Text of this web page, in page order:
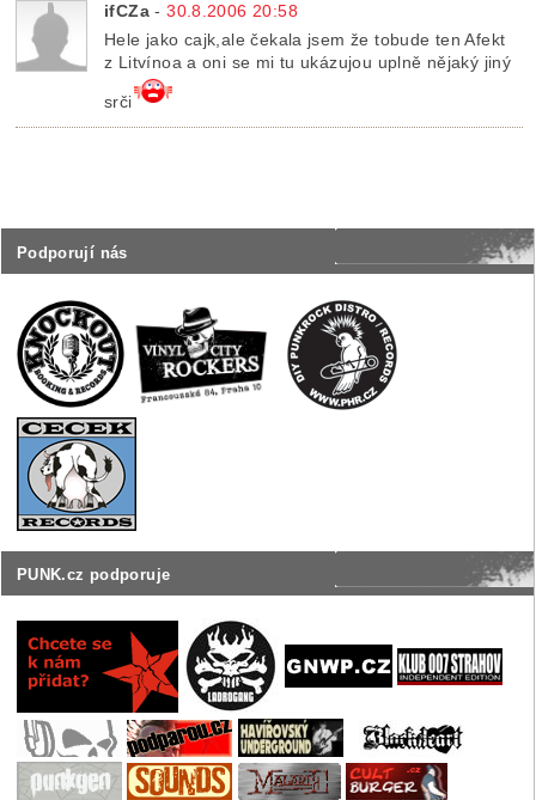
Podporují nás
PUNK.cz podporuje
ifCZa -30.8.2006 20:58
Hele jako cajk,ale čekala jsem že tobude ten Afekt
z Litvínoa a oni se mi tu ukázujou uplně nějaký jiný
srči